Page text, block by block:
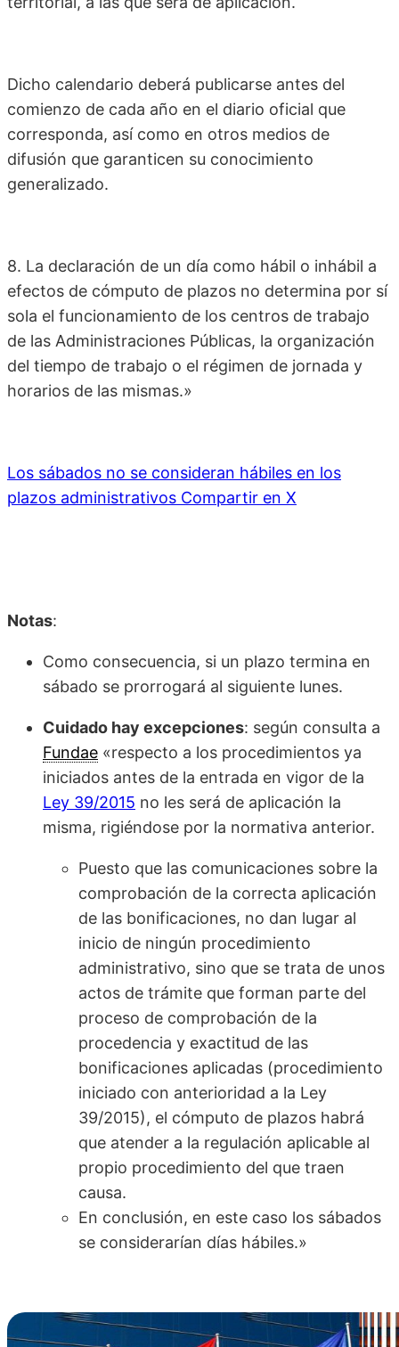
Dicho calendario deberá publicarse antes del
comienzo de cada año en el diario oficial que
corresponda, así como en otros medios de
difusión que garanticen su conocimiento
generalizado.
8. La declaración de un día como hábil o inhábil a
efectos de cómputo de plazos no determina por sí
sola el funcionamiento de los centros de trabajo
de las Administraciones Públicas, la organización
del tiempo de trabajo o el régimen de jornada y
horarios de las mismas.»
Los sábados no se consideran hábiles en los
plazos administrativos Compartir en X
Notas:
Como consecuencia, si un plazo termina en
sábado se prorrogará al siguiente lunes.
Cuidado hay excepciones: según consulta a
Fundae «respecto a los procedimientos ya
iniciados antes de la entrada en vigor de la
Ley 39/2015 no les será de aplicación la
misma, rigiéndose por la normativa anterior.
Puesto que las comunicaciones sobre la
comprobación de la correcta aplicación
de las bonificaciones, no dan lugar al
inicio de ningún procedimiento
administrativo, sino que se trata de unos
actos de trámite que forman parte del
proceso de comprobación de la
procedencia y exactitud de las
bonificaciones aplicadas (procedimiento
iniciado con anterioridad a la Ley
39/2015), el cómputo de plazos habrá
que atender a la regulación aplicable al
propio procedimiento del que traen
causa.
En conclusión, en este caso los sábados
se considerarían días hábiles.»